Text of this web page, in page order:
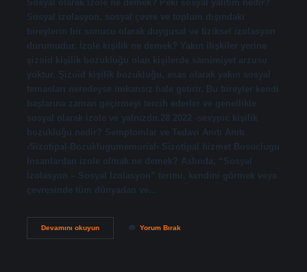
Sosyal olarak izole ne demek? Peki sosyal yalıtım nedir?
Sosyal izolasyon, sosyal çevre ve toplum dışındaki
bireylerin bir sonucu olarak duygusal ve fiziksel izolasyon
durumudur. İzole kişilik ne demek? Yakın ilişkiler yerine
şizoid kişilik bozukluğu olan kişilerde samimiyet arzusu
yoktur. Şizoid kişilik bozukluğu, esas olarak yakın sosyal
temasları neredeyse imkansız hale getirir. Bu bireyler kendi
başlarına zaman geçirmeyi tercih ederler ve genellikle
sosyal olarak izole ve yalnızdır.28 2022 -sexypic kişilik
bozukluğu nedir? Semptomlar ve Tedavi Anıtı Anıtı
›Sizotipal-Bozuklugumemorial› Sizotipal hizmet Bosuclugu
İnsanlardan izole olmak ne demek? Aslında, “Sosyal
İzolasyon – Sosyal İzolasyon” terimi, kendini görmek veya
çevresinde tüm dünyadan ve…
Devamını okuyunSosyal
Yorum Bırak